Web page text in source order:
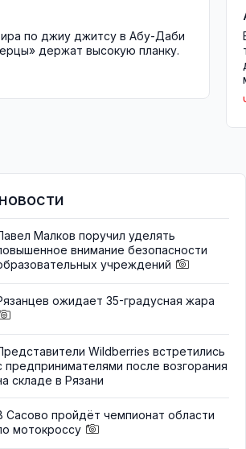
по джиу джитсу в Абу-Даби
держат высокую планку.
Малков поручил уделять
внимание безопасности
учреждений
ожидает 35-градусная жара
Wildberries встретились
предпринимателями после возгорания
складе в Рязани
Сасово пройдёт чемпионат области
мотокроссу